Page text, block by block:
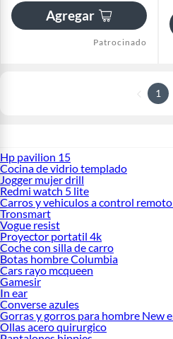
Agregar
Patrocinado
1
Hp pavilion 15
Cocina de vidrio templado
Jogger mujer drill
Redmi watch 5 lite
Carros y vehiculos a control
Tronsmart
Vogue resist
Proyector portatil 4k
Coche con silla de carro
Botas hombre Columbia
Cars rayo mcqueen
Gamesir
In ear
Converse azules
Gorras y gorros para hombre New
Ollas acero quirurgico